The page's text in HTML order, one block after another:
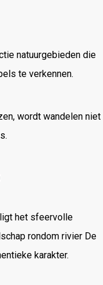
natuurgebieden die
te verkennen.
wordt wandelen niet
het sfeervolle
rondom rivier De
karakter.